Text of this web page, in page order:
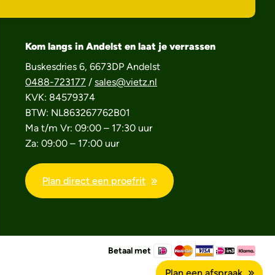
Kom langs in Andelst en laat je verrassen
Buskesdries 6, 6673DP Andelst
0488-723177 / sales@vietz.nl
KVK: 84579374
BTW: NL863267762B01
Ma t/m Vr: 09:00 – 17:30 uur
Za: 09:00 – 17:00 uur
Plan direct een proefrit
Betaal met